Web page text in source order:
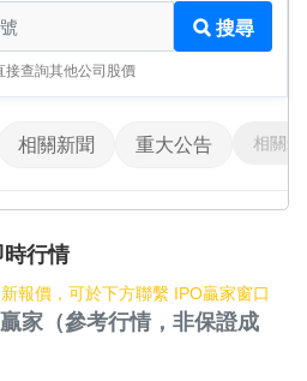
搜尋
接查詢其他公司股價
相關新聞 重大公告 相關影
時行情
報價，可於下方聯繫 IPO贏家窗口
家（參考行情，非保證成